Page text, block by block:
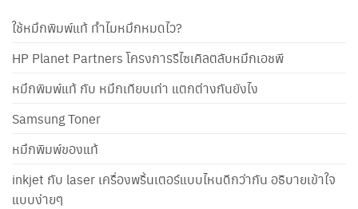
ใช้หมึกพิมพ์แท้ ทำไมหมึกหมดไว?
HP Planet Partners โครงการรีไซเคิลตลับหมึกเอชพี
หมึกพิมพ์แท้ กับ หมึกเทียบเท่า แตกต่างกันยังไง
Samsung Toner
หมึกพิมพ์ของแท้
inkjet กับ laser เครื่องพริ้นเตอร์แบบไหนดีกว่ากัน อธิบายเข้าใจ
แบบง่ายๆ